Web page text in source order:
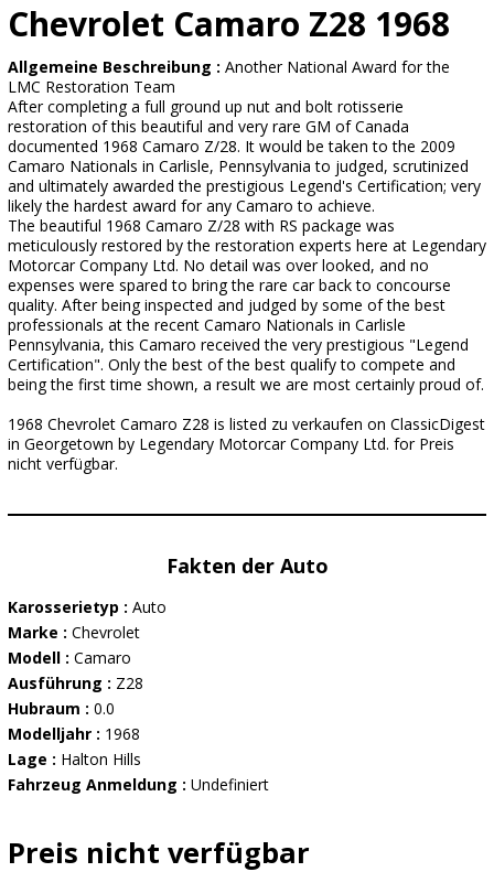
Chevrolet Camaro Z28 1968
Allgemeine Beschreibung : Another National Award for the
LMC Restoration Team
After completing a full ground up nut and bolt rotisserie
restoration of this beautiful and very rare GM of Canada
documented 1968 Camaro Z/28. It would be taken to the 2009
Camaro Nationals in Carlisle, Pennsylvania to judged, scrutinized
and ultimately awarded the prestigious Legend's Certification; very
likely the hardest award for any Camaro to achieve.
The beautiful 1968 Camaro Z/28 with RS package was
meticulously restored by the restoration experts here at Legendary
Motorcar Company Ltd. No detail was over looked, and no
expenses were spared to bring the rare car back to concourse
quality. After being inspected and judged by some of the best
professionals at the recent Camaro Nationals in Carlisle
Pennsylvania, this Camaro received the very prestigious "Legend
Certification". Only the best of the best qualify to compete and
being the first time shown, a result we are most certainly proud of.
1968 Chevrolet Camaro Z28 is listed zu verkaufen on ClassicDigest
in Georgetown by Legendary Motorcar Company Ltd. for Preis
nicht verfügbar.
Fakten der Auto
Karosserietyp : Auto
Marke : Chevrolet
Modell : Camaro
Ausführung : Z28
Hubraum : 0.0
Modelljahr : 1968
Lage : Halton Hills
Fahrzeug Anmeldung : Undefiniert
Preis nicht verfügbar